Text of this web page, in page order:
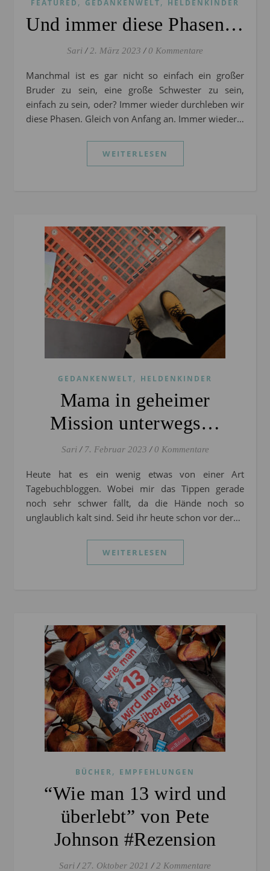
FEATURED GEDANKENWELT HELDENKINDER
Und immer diese Phasen…
Sari / 2. März 2023 / 0 Kommentare
Manchmal ist es gar nicht so einfach ein großer
Bruder zu sein, eine große Schwester zu sein,
einfach zu sein, oder? Immer wieder durchleben wir
diese Phasen. Gleich von Anfang an. Immer wieder…
WEITERLESEN
GEDANKENWELT, HELDENKINDER
Mama in geheimer
Mission unterwegs…
Sari / 7. Februar 2023 / 0 Kommentare
Heute hat es ein wenig etwas von einer Art
Tagebuchbloggen. Wobei mir das Tippen gerade
noch sehr schwer fällt, da die Hände noch so
unglaublich kalt sind. Seid ihr heute schon vor der…
WEITERLESEN
BÜCHER, EMPFEHLUNGEN
“Wie man 13 wird und
überlebt” von Pete
Johnson #Rezension
Sari / 27. Oktober 2021 / 2 Kommentare